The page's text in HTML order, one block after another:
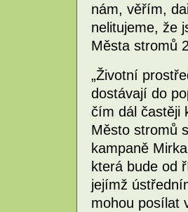
nám, věřím,
nelitujeme, že
Města stromů
„Životní
dostávají do
čím dál častěji
Město stromů
kampaně
která bude od
jejímž
mohou posílat